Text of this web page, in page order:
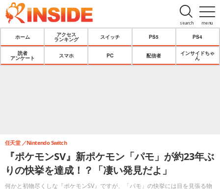
menu
search
ホーム
アクセス
ランキング
スイッチ PS5 PS4
読者
アンケート
スマホ PC 配信者
インサイドちゃ
ん
『ポケモンSV』新ポケモン「パモ」が約23年ぶ
りの快挙を達成！？「凄い発見だよ」
何かと初物尽くしな『ポケモンSV』ですが、「パモ」の快挙には目を見張る物
任天堂 Nintendo Switch